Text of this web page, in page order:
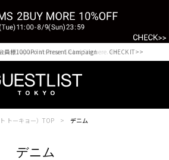
Japan? Visit our Global Site here. >>
会員様1000Point Present Campaign CHECK IT>>
トーキョー）TOP デニム
デニム